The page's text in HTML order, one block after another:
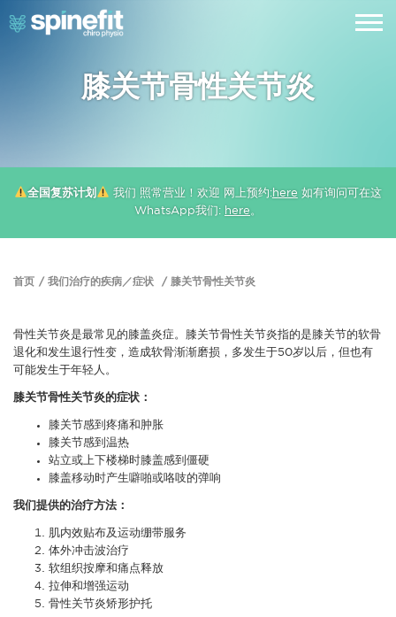
膝关节骨性关节炎
全国复苏计划 我们 照常营业！欢迎 网上预约:here 如有询问可在这
WhatsApp我们: here。
首页 我们治疗的疾病／症状 膝关节骨性关节炎
骨性关节炎是最常见的膝盖炎症。膝关节骨性关节炎指的是膝关节的软骨
退化和发生退行性变，造成软骨渐渐磨损，多发生于50岁以后，但也有
可能发生于年轻人。
膝关节骨性关节炎的症状：
膝关节感到疼痛和肿胀
膝关节感到温热
站立或上下楼梯时膝盖感到僵硬
膝盖移动时产生噼啪或咯吱的弹响
我们提供的治疗方法：
肌内效贴布及运动绷带服务
体外冲击波治疗
软组织按摩和痛点释放
拉伸和增强运动
骨性关节炎矫形护托